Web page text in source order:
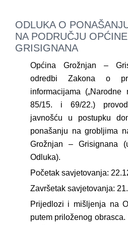
ODLUKA O
NA PODRUČJU
GRISIGNANA
Općina Grožnjan –
odredbi Zakona o
informacijama („Narodne
85/15. i 69/22.)
javnošću u postupku
ponašanju na grobljima
Grožnjan – Grisignana
Odluka).
Početak savjetovanja:
Završetak savjetovanja:
Prijedlozi i mišljenja na
putem priloženog